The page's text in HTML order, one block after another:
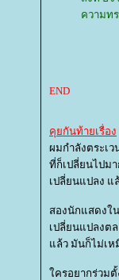
ความท
END
คุยกันท้ายเรื่อง
ผมกำลังตระเ
ที่ก็เปลี่ยนไปม
เปลี่ยนแปลง แ
สองนักแสดงใ
เปลี่ยนแปลงต
ล้ว มันก็ไม่เห
ครอยากร่วมตั้